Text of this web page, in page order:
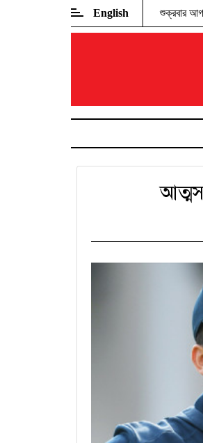
English শুক্রবার